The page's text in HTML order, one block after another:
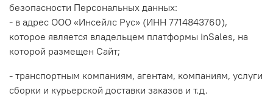
безопасности Персональных данных:
- в адрес ООО «Инсейлс Рус» (ИНН 7714843760),
которое является владельцем платформы inSales, на
которой размещен Сайт;
- транспортным компаниям, агентам, компаниям, услуги
сборки и курьерской доставки заказов и т.д.